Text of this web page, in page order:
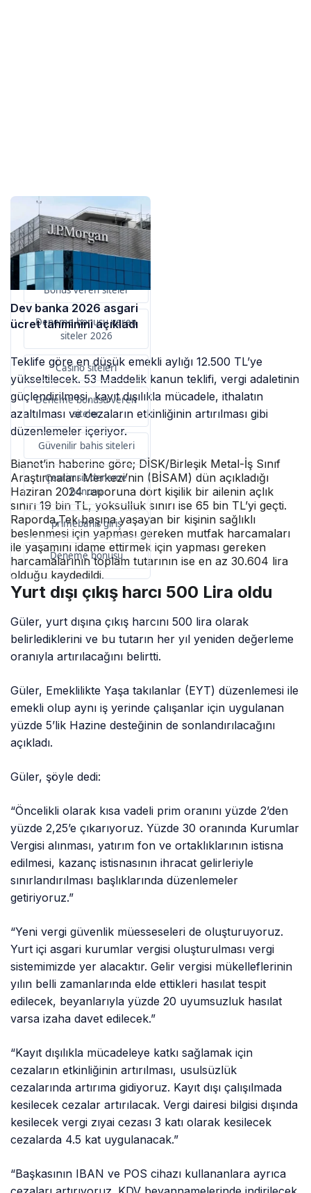
Sponsorlarımız
Bu içerik destekçileri
primebahis resmi giris
Bonus veren siteler
Deneme bonusu veren
siteler 2026
Casino siteleri
Deneme bonusu veren
siteler
Güvenilir bahis siteleri
Çevrimsiz deneme
bonusu
primebahis giriş
Deneme bonusu
Dev banka 2026 asgari
ücret tahminini açıkladı
Teklife göre en düşük emekli aylığı 12.500 TL’ye
yükseltilecek. 53 Maddelik kanun teklifi, vergi adaletinin
güçlendirilmesi, kayıt dışılıkla mücadele, ithalatın
azaltılması ve cezaların etkinliğinin artırılması gibi
düzenlemeler içeriyor.
Bianet’in haberine göre; DİSK/Birleşik Metal-İş Sınıf
Araştırmaları Merkezi’nin (BİSAM) dün açıkladığı
Haziran 2024 raporuna dört kişilik bir ailenin açlık
sınırı 19 bin TL, yoksulluk sınırı ise 65 bin TL’yi geçti.
Raporda,Tek başına yaşayan bir kişinin sağlıklı
beslenmesi için yapması gereken mutfak harcamaları
ile yaşamını idame ettirmek için yapması gereken
harcamalarının toplam tutarının ise en az 30.604 lira
olduğu kaydedildi.
Yurt dışı çıkış harcı 500 Lira oldu
Güler, yurt dışına çıkış harcını 500 lira olarak
belirlediklerini ve bu tutarın her yıl yeniden değerleme
oranıyla artırılacağını belirtti.
Güler, Emeklilikte Yaşa takılanlar (EYT) düzenlemesi ile
emekli olup aynı iş yerinde çalışanlar için uygulanan
yüzde 5’lik Hazine desteğinin de sonlandırılacağını
açıkladı.
Güler, şöyle dedi:
“Öncelikli olarak kısa vadeli prim oranını yüzde 2’den
yüzde 2,25’e çıkarıyoruz. Yüzde 30 oranında Kurumlar
Vergisi alınması, yatırım fon ve ortaklıklarının istisna
edilmesi, kazanç istisnasının ihracat gelirleriyle
sınırlandırılması başlıklarında düzenlemeler
getiriyoruz.”
“Yeni vergi güvenlik müesseseleri de oluşturuyoruz.
Yurt içi asgari kurumlar vergisi oluşturulması vergi
sistemimizde yer alacaktır. Gelir vergisi mükelleflerinin
yılın belli zamanlarında elde ettikleri hasılat tespit
edilecek, beyanlarıyla yüzde 20 uyumsuzluk hasılat
varsa izaha davet edilecek.”
“Kayıt dışılıkla mücadeleye katkı sağlamak için
cezaların etkinliğinin artırılması, usulsüzlük
cezalarında artırıma gidiyoruz. Kayıt dışı çalışılmada
kesilecek cezalar artırılacak. Vergi dairesi bilgisi dışında
kesilecek vergi zıyai cezası 3 katı olarak kesilecek
cezalarda 4.5 kat uygulanacak.”
“Başkasının IBAN ve POS cihazı kullananlara ayrıca